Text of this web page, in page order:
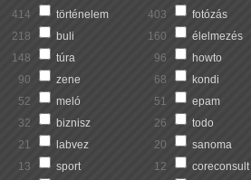
414
történelem 403 fotózás
218
buli 160 élelmezés
148
túra 96 howto
90
zene 68 kondi
52
meló 51 epam
32
biznisz 26 todo
21
labvez 20 sanoma
13
sport 12 coreconsult